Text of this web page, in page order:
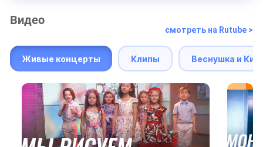
Видео
смотреть на Rutube >
Живые концерты Клипы Веснушка и